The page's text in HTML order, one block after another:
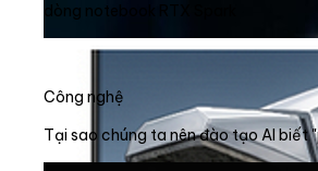
dòng notebook RTX Spark
Công nghệ
Tại sao chúng ta nên đào tạo AI biết